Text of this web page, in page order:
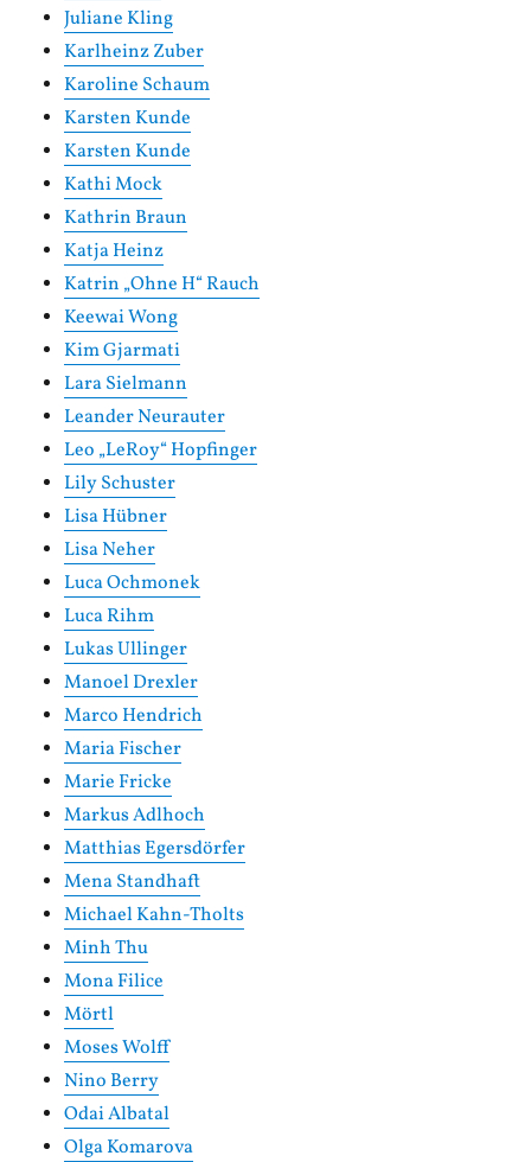
Juliane Kling
Karlheinz Zuber
Karoline Schaum
Karsten Kunde
Karsten Kunde
Kathi Mock
Kathrin Braun
Katja Heinz
Katrin „Ohne H“ Rauch
Keewai Wong
Kim Gjarmati
Lara Sielmann
Leander Neurauter
Leo „LeRoy“ Hopfinger
Lily Schuster
Lisa Hübner
Lisa Neher
Luca Ochmonek
Luca Rihm
Lukas Ullinger
Manoel Drexler
Marco Hendrich
Maria Fischer
Marie Fricke
Markus Adlhoch
Matthias Egersdörfer
Mena Standhaft
Michael Kahn-Tholts
Minh Thu
Mona Filice
Mörtl
Moses Wolff
Nino Berry
Odai Albatal
Olga Komarova